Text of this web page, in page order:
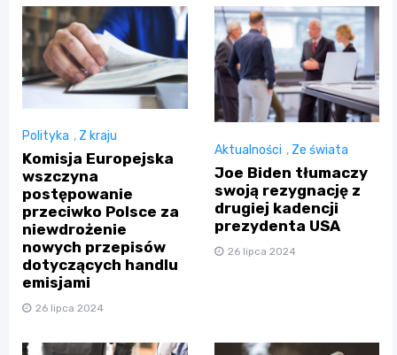
Polityka , Z kraju
Komisja Europejska
wszczyna
postępowanie
przeciwko Polsce za
niewdrożenie
nowych przepisów
dotyczących handlu
emisjami
26 lipca 2024
Aktualności , Ze świata
Joe Biden tłumaczy
swoją rezygnację z
drugiej kadencji
prezydenta USA
26 lipca 2024